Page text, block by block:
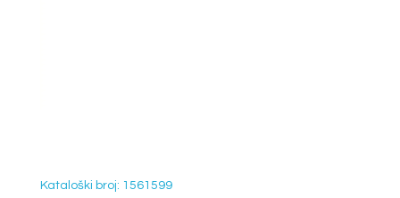
Kataloški broj: 1561599